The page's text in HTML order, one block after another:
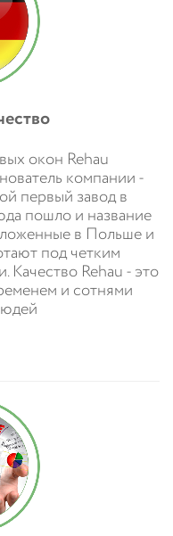
окон Rehau
компании -
первый завод в
пошло и название
в Польше и
под четким
Качество Rehau - это
и сотнями